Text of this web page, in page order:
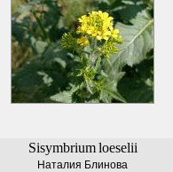
Sisymbrium loeselii
Наталия Блинова